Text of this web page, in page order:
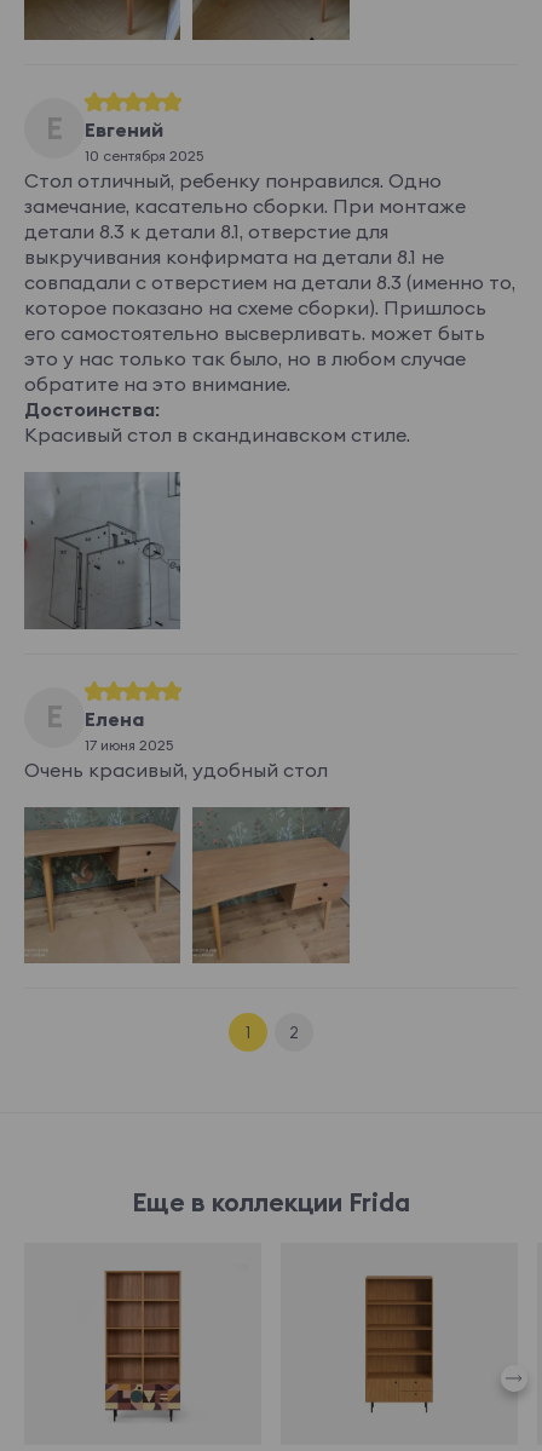
Е Евгений
10 сентября 2025
Стол отличный, ребенку понравился. Одно
замечание, касательно сборки. При монтаже
детали 8.3 к детали 8.1, отверстие для
выкручивания конфирмата на детали 8.1 не
совпадали с отверстием на детали 8.3 (именно то,
которое показано на схеме сборки). Пришлось
его самостоятельно высверливать. может быть
это у нас только так было, но в любом случае
обратите на это внимание.
Достоинства:
Красивый стол в скандинавском стиле.
Е Елена
17 июня 2025
Очень красивый, удобный стол
1 2
Еще в коллекции Frida